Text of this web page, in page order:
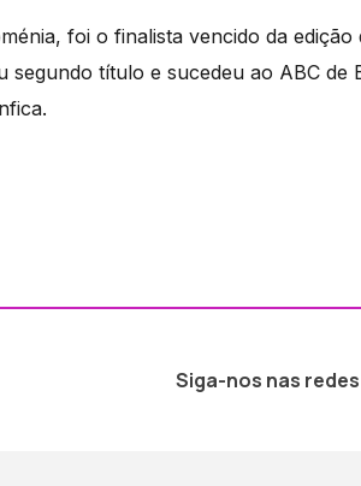
foi o finalista vencido da edição
título e sucedeu ao ABC de
Siga-nos nas